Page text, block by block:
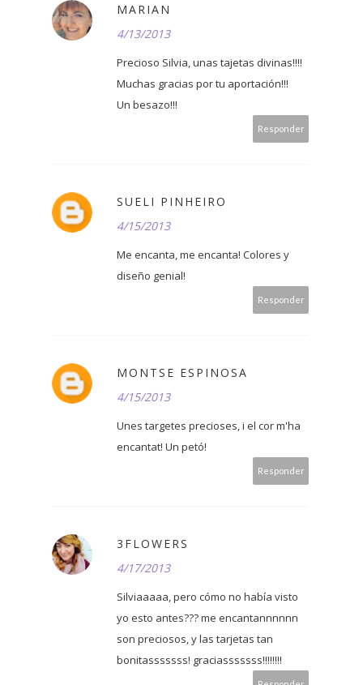
MARIAN
4/13/2013
Precioso Silvia, unas tajetas divinas!!!!
Muchas gracias por tu aportación!!!
Un besazo!!!
Responder
SUELI PINHEIRO
4/15/2013
Me encanta, me encanta! Colores y
diseño genial!
Responder
MONTSE ESPINOSA
4/15/2013
Unes targetes precioses, i el cor m'ha
encantat! Un petó!
Responder
3FLOWERS
4/17/2013
Silviaaaaa, pero cómo no había visto
yo esto antes??? me encantannnnnn
son preciosos, y las tarjetas tan
bonitasssssss! graciasssssss!!!!!!!!